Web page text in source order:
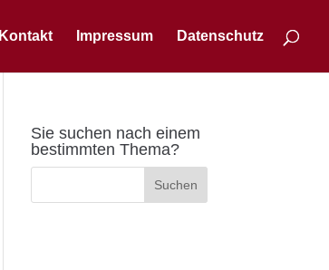
Kontakt Impressum Datenschutz
Sie suchen nach einem
bestimmten Thema?